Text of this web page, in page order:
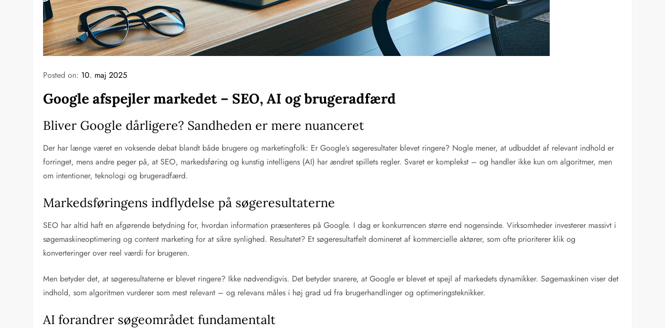
Posted on: 10. maj 2025
Google afspejler markedet – SEO, AI og brugeradfærd
Bliver Google dårligere? Sandheden er mere nuanceret
Der har længe været en voksende debat blandt både brugere og marketingfolk: Er Google’s søgeresultater blevet ringere? Nogle mener, at udbuddet af relevant indhold er
forringet, mens andre peger på, at SEO, markedsføring og kunstig intelligens (AI) har ændret spillets regler. Svaret er komplekst – og handler ikke kun om algoritmer, men
om intentioner, teknologi og brugeradfærd.
Markedsføringens indflydelse på søgeresultaterne
SEO har altid haft en afgørende betydning for, hvordan information præsenteres på Google. I dag er konkurrencen større end nogensinde. Virksomheder investerer massivt i
søgemaskineoptimering og content marketing for at sikre synlighed. Resultatet? Et søgeresultatfelt domineret af kommercielle aktører, som ofte prioriterer klik og
konverteringer over reel værdi for brugeren.
Men betyder det, at søgeresultaterne er blevet ringere? Ikke nødvendigvis. Det betyder snarere, at Google er blevet et spejl af markedets dynamikker. Søgemaskinen viser det
indhold, som algoritmen vurderer som mest relevant – og relevans måles i høj grad ud fra brugerhandlinger og optimeringsteknikker.
AI forandrer søgeområdet fundamentalt